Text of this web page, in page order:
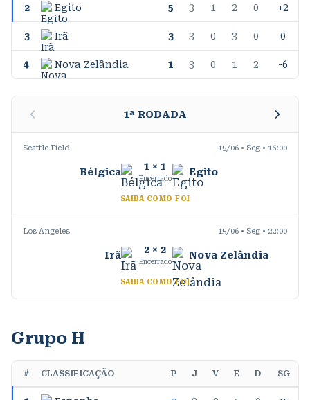
2 Egito 5 3 1 2 0 +2
3 Irã 3 3 0 3 0 0
4 Nova Zelândia 1 3 0 1 2 -6
1ª RODADA
Seattle Field 15/06 • Seg • 16:00
Bélgica 1 × 1
Encerrado
Egito
SAIBA COMO FOI
Los Angeles 15/06 • Seg • 22:00
Irã 2 × 2
Encerrado
Nova Zelândia
SAIBA COMO FOI
Grupo H
# CLASSIFICAÇÃO P J V E D SG